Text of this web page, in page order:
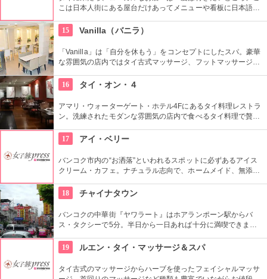
こは日本人街にある屋台だけあってメニューや看板に日本語で
15
Vanilla（バニラ）
「Vanilla」は「自分を休もう」をコンセプトにしたスパ。豪華
な雰囲気の店内ではタイ古式マッサージ、フットマッサージ、
メニューは300バーツ（約900円）からと日本より安価なとこ
ろがタイならでは。数種類ものハーブを詰め込んだオーガニッ
クハーバルボールでのマッサージや、全身をほぐし身体を活性
化するタイ古式マッサージ、さらに金箔やアロマキャンドルの
ようなユニークな素材を用いたオイルマッサージも体験できま
す。人目を気にしなくて良いプライベートルームと、初めてで
も気軽に受けられるフットマッサージスペースの両方が用意さ
16 タイ・オン・４
アマリ・ウォーターゲート・ホテル4Fにあるタイ料理レストラ
ン。洗練されたモダンな雰囲気の店内で食べるタイ料理で贅沢
17
アイ・ベリー
バンコク市内の“お洒落”といわれるスポットに必ずあるアイス
クリーム・カフェ。ナチュラル志向で、ホームメイド、無添
アイスクリームや、シャーベットは、地元っ子にも、日本人観
光客にも人気。40種類以上の品ぞろえで迷ってしまいそう。店
内では食事も出来る。
18 チャイナタウン
バンコクの中華街『ヤワラート』はホアランポーン駅からバ
ス・タクシーで5分。半日から一日あれば十分に満喫できま
人が作るタイの新鮮で豊富な食材を美味しくリーズナブルに食
べ歩きをしよう。
19 ルエン・タイ・マッサージ＆スパ
タイ古式のマッサージからハーブを使ったフェイシャルマッサ